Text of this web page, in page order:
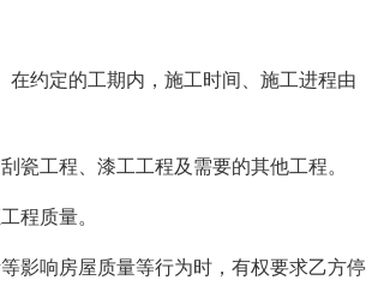
在约定的工期内，施工时间、施工进程由
瓷工程、漆工工程及需要的其他工程。
程质量。
影响房屋质量等行为时，有权要求乙方停